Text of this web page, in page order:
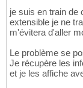
je suis en train de
extensible je ne
m'évitera d'aller
Le problème se
Je récupère les
et je les affiche